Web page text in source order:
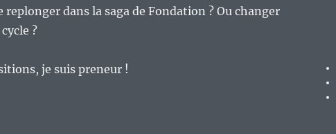
dans la saga de Fondation ? Ou changer
?
je suis preneur !